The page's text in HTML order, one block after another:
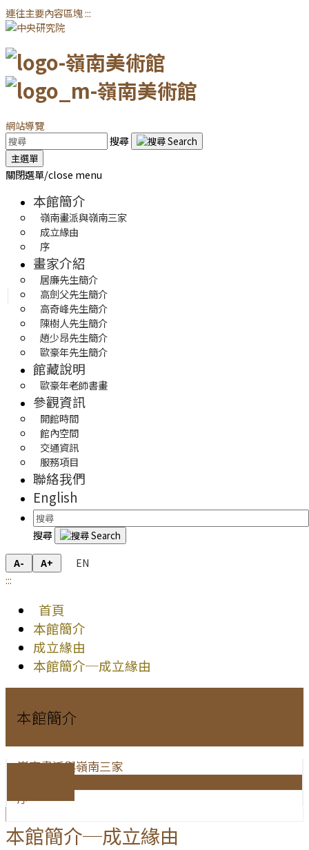
連往主要內容區塊:::
網站導覽
搜尋
主選單
關閉選單/close menu
本館簡介
嶺南畫派與嶺南三家
成立緣由
序
畫家介紹
居廉先生簡介
高劍父先生簡介
高奇峰先生簡介
陳樹人先生簡介
趙少昂先生簡介
歐豪年先生簡介
館藏說明
歐豪年老師書畫
參觀資訊
開館時間
館內空間
交通資訊
服務項目
聯絡我們
English
搜尋
A- A+
EN
:::
首頁
本館簡介
成立緣由
本館簡介─成立緣由
本館簡介
嶺南畫派與嶺南三家
序
本館簡介─成立緣由